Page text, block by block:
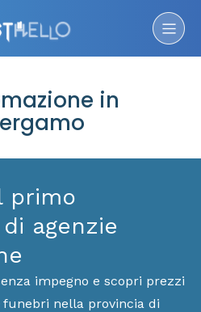
in
primo
agenzie
impegno e scopri prezzi
nella provincia di